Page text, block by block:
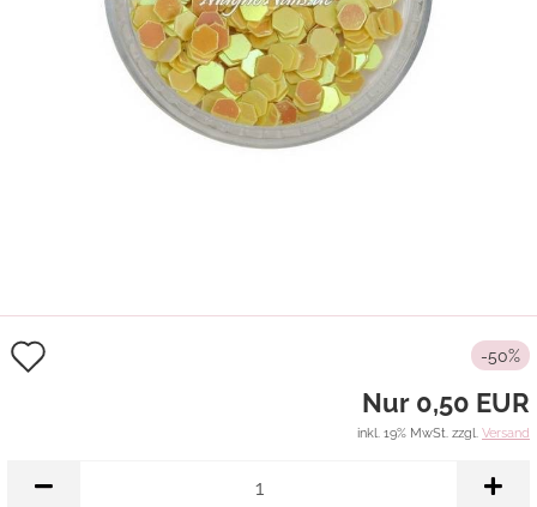
-50%
Nur 0,50 EUR
inkl. 19% MwSt. zzgl. Versand